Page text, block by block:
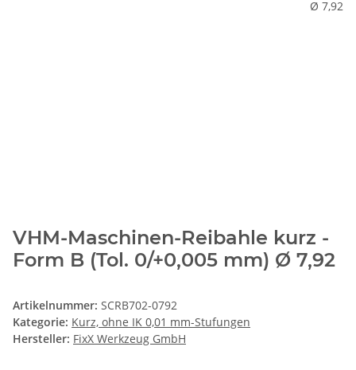
VHM-Maschinen-Reibahle kurz -
Form B (Tol. 0/+0,005 mm) Ø 7,92
Artikelnummer: SCRB702-0792
Kategorie: Kurz, ohne IK 0,01 mm-Stufungen
Hersteller: FixX Werkzeug GmbH